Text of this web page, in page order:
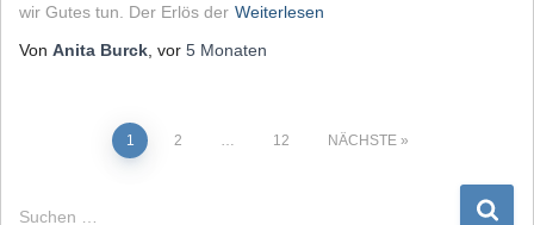
wir Gutes tun. Der Erlös der Weiterlesen
Von Anita Burck , vor 5 Monaten
Seitennummerierung
der
1 2 … 12 NÄCHSTE
S
Suchen …